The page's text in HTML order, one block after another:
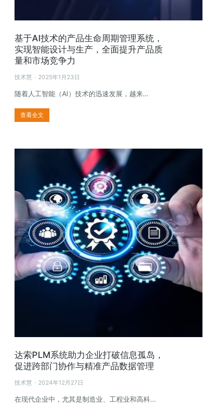
基于AI技术的产品生命周期管理系统，
实现智能设计与生产，全面提升产品质
量和市场竞争力
技术慧 2025年1月23日
随着人工智能（AI）技术的迅速发展，越来…
查看全文
达索PLM系统助力企业打破信息孤岛，
促进跨部门协作与精准产品数据管理
技术慧 2024年12月27日
在现代企业中，尤其是制造业、工程业和高科…